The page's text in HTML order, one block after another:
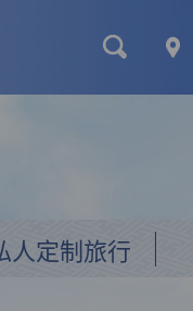
人定制旅行